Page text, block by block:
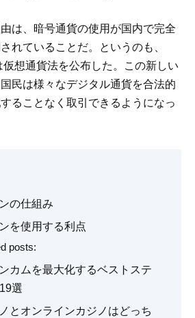
は、暗号通貨の使用が国内で完全
れていることだ。というのも、
想通貨法を公布した。この新しい
民は様々なデジタル通貨を合法的
ることなく取引できるようになっ
の仕組み
を使用する利点
posts:
カムを最大化するベストステ
選
とオンラインカジノはどっち